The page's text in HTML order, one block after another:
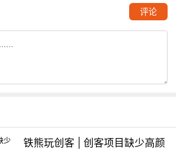
评论
铁熊玩创客 | 创客项目缺少高颜